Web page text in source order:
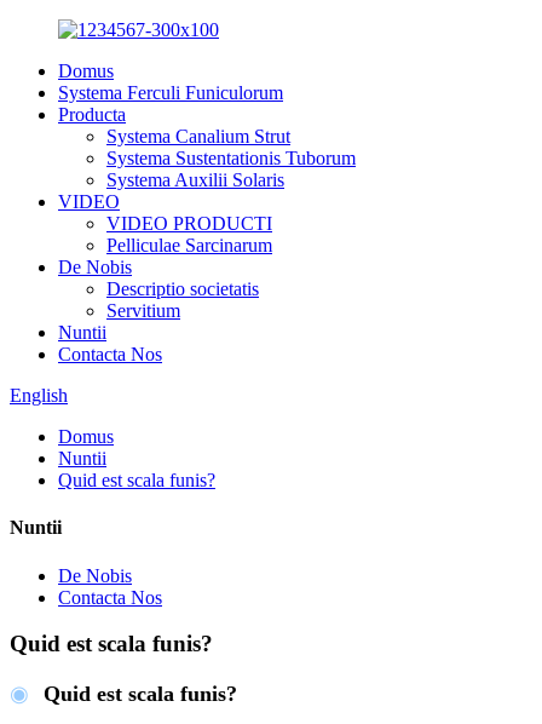
Domus
Systema Ferculi Funiculorum
Producta
Systema Canalium Strut
Systema Sustentationis Tuborum
Systema Auxilii Solaris
VIDEO
VIDEO PRODUCTI
Pelliculae Sarcinarum
De Nobis
Descriptio societatis
Servitium
Nuntii
Contacta Nos
English
Domus
Nuntii
Quid est scala funis?
Nuntii
De Nobis
Contacta Nos
Quid est scala funis?
◉ Quid est scala funis?